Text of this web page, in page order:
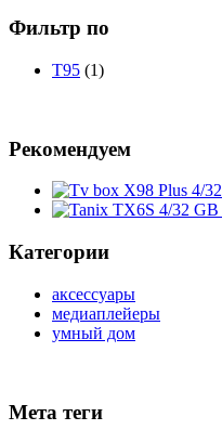
Фильтр по
T95 (1)
Рекомендуем
Категории
аксессуары
медиаплейеры
умный дом
Мета теги